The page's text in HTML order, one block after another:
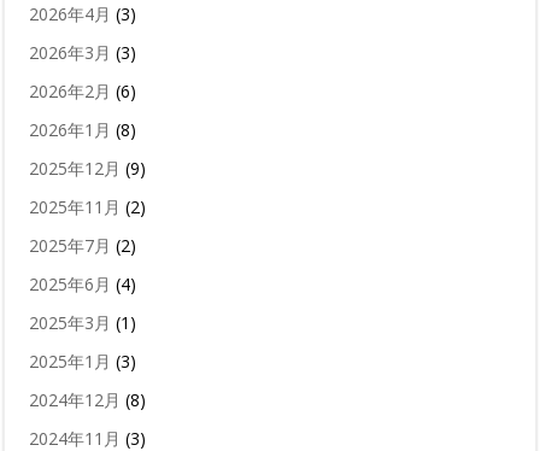
2026年4月 (3)
2026年3月 (3)
2026年2月 (6)
2026年1月 (8)
2025年12月 (9)
2025年11月 (2)
2025年7月 (2)
2025年6月 (4)
2025年3月 (1)
2025年1月 (3)
2024年12月 (8)
2024年11月 (3)